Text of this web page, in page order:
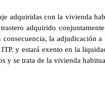
adquiridas con la vivienda
adquirido
la adjudicación
y estará exento en la
y se trata de la vivienda